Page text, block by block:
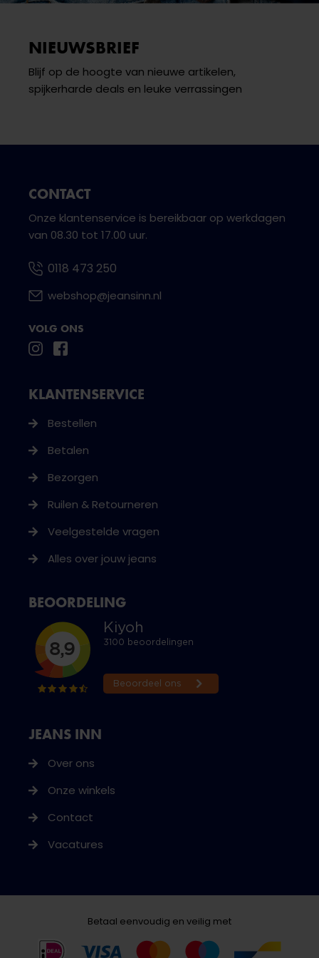
NIEUWSBRIEF
Blijf op de hoogte van nieuwe artikelen,
spijkerharde deals en leuke verrassingen
CONTACT
Onze klantenservice is bereikbaar op werkdagen
van 08.30 tot 17.00 uur.
0118 473 250
webshop@jeansinn.nl
VOLG ONS
JEANS INN
Over ons
Onze winkels
Contact
Vacatures
KLANTENSERVICE
Bestellen
Betalen
Bezorgen
Ruilen & Retourneren
Veelgestelde vragen
Alles over jouw jeans
BEOORDELING
Betaal eenvoudig en veilig met